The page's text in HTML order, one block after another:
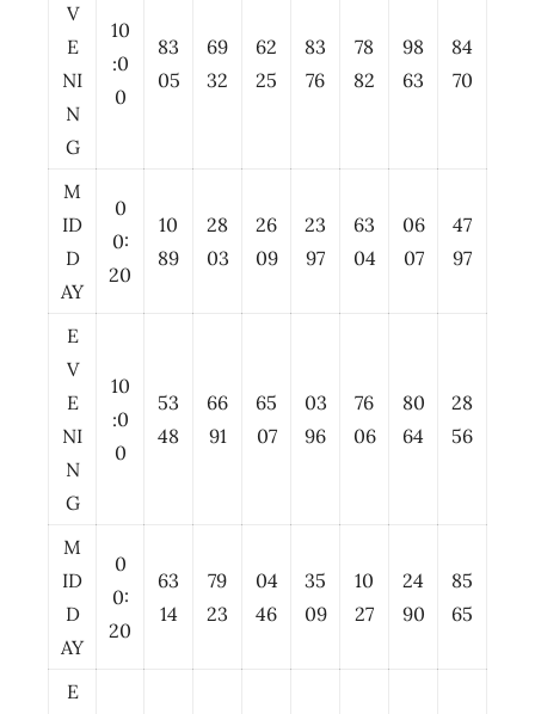
V
E
NI
N
G
10
:0
0
83
05
69
32
62
25
83
76
78
82
98
63
84
70
M
ID
D
AY
0
0:
20
10
89
28
03
26
09
23
97
63
04
06
07
47
97
E
V
E
NI
N
G
10
:0
0
53
48
66
91
65
07
03
96
76
06
80
64
28
56
M
ID
D
AY
0
0:
20
63
14
79
23
04
46
35
09
10
27
24
90
85
65
E